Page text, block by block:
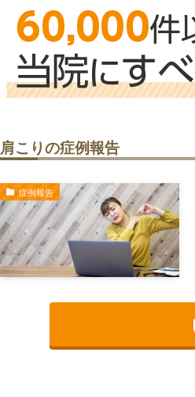
肩こりの症例報告
症例報告